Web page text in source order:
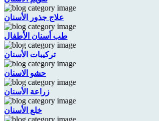
علاج جذور الأسنان
طب أسنان الأطفال
تركيبات الأسنان
حشو الاسنان
زراعة الأسنان
خلع الأسنان